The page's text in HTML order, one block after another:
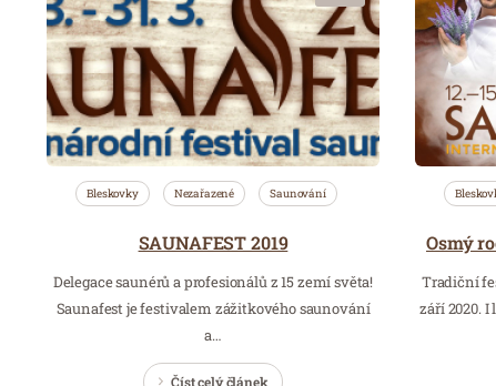
Bleskovky Nezařazené Saunování
SAUNAFEST 2019
Delegace saunérů a profesionálů z 15 zemí světa!
Saunafest je festivalem zážitkového saunování
a…
Číst celý článek
Tradiční
září 2020.